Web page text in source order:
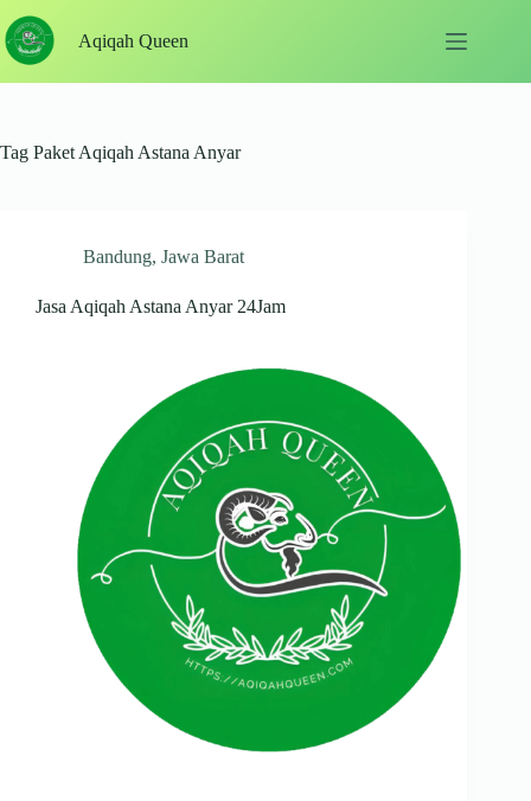
to
content
Aqiqah Queen
Tag Paket Aqiqah Astana Anyar
Bandung, Jawa Barat
Jasa Aqiqah Astana Anyar 24Jam